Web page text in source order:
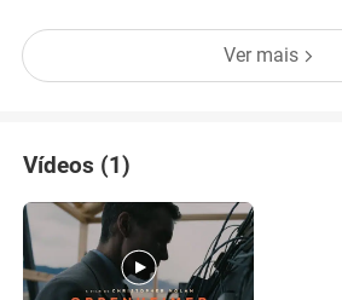
impressionante de 10 mil
algo que uma dúzia de jurados
conse
Ver mais
Vídeos (1)